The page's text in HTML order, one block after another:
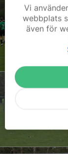
Vi
webbplats
även för